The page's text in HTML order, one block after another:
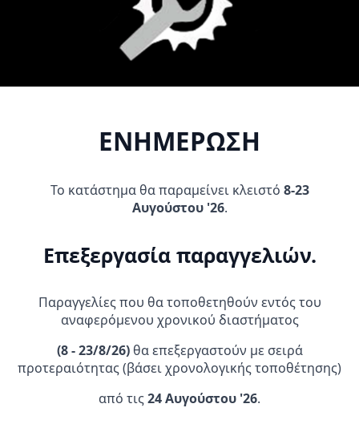
Προσθήκη Στο
19,95
Original
price
was:
9,95 €
Η
τρέχουσα
τιμή
BREMBO RACING ΤΡΟΜΠΑ
255,95€
Προσθήκη Στο
Καλάθι
AFAM KIT ΑΛΥΣΙΔΟΓΡΑΝΑΖΑ
31,95€
Προσθήκη Στο
Καλάθι
ΕΝΗΜΕΡΩΣΗ
Το κατάστημα θα παραμείνει κλειστό 8-23
Αυγούστου '26.
Επεξεργασία παραγγελιών.
Παραγγελίες που θα τοποθετηθούν εντός του
αναφερόμενου χρονικού διαστήματος
(8 - 23/8/26)θα επεξεργαστούν με σειρά
προτεραιότητας (βάσει χρονολογικής τοποθέτησης)
από τις24 Αυγούστου '26.